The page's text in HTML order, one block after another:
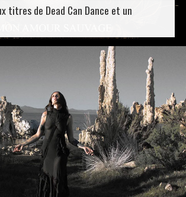
titres de Dead Can Dance et un